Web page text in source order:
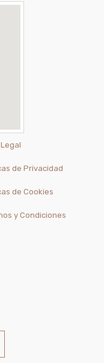
de Privacidad
de Cookies
y Condiciones